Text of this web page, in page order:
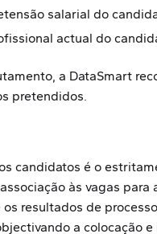
salarial do
actual do
a DataSmart
pretendidos.
candidatos é o
às vagas
resultados de
a colocação